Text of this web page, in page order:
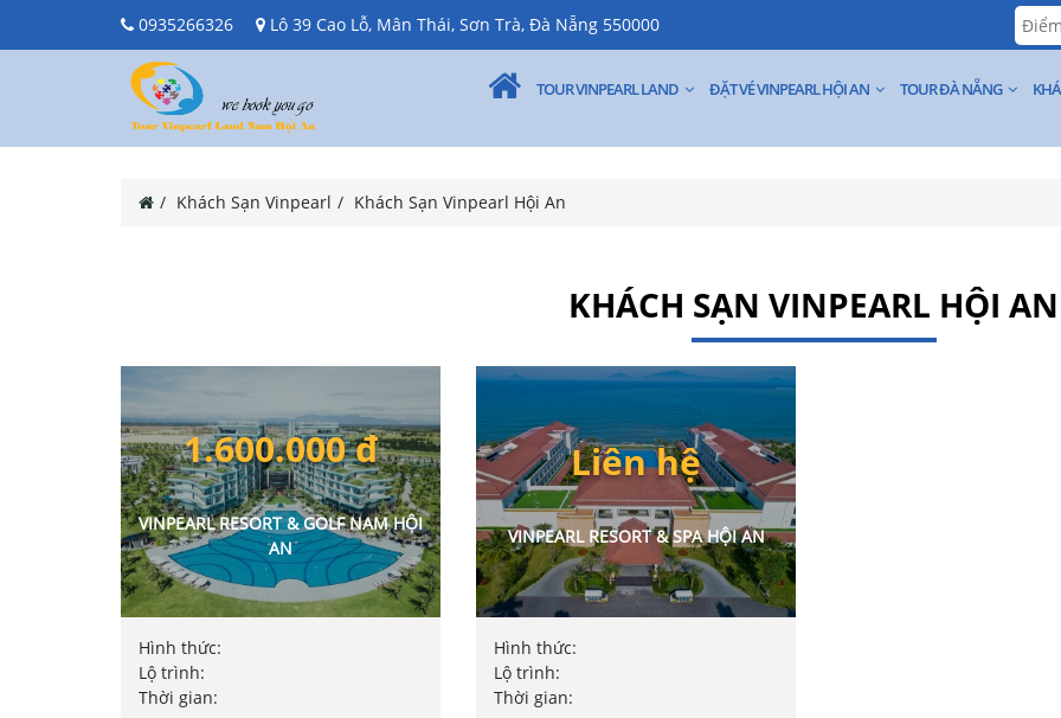
0935266326 Lô 39 Cao Lỗ, Mân Thái, Sơn Trà, Đà Nẵng 550000
TOUR VINPEARL LAND ĐẶT VÉ VINPEARL HỘI AN TOUR ĐÀ NẴNG
Khách Sạn Vinpearl Khách Sạn Vinpearl Hội An
KHÁCH SẠN VINPEARL HỘI AN
1.600.000 đ
VINPEARL RESORT & GOLF NAM HỘI
AN
Hình thức:
Lộ trình:
Thời gian:
Liên hệ
VINPEARL RESORT & SPA HỘI AN
Hình thức:
Lộ trình:
Thời gian: